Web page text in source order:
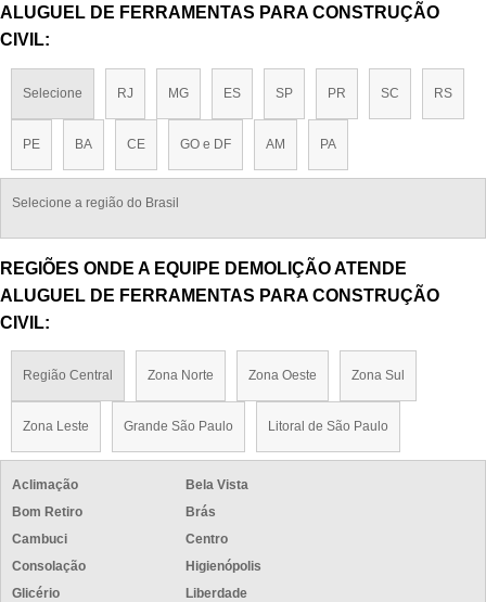
ALUGUEL DE FERRAMENTAS PARA CONSTRUÇÃO
CIVIL:
Selecione RJ MG ES SP PR SC RS
PE BA CE GO e DF AM PA
Selecione a região do Brasil
REGIÕES ONDE A EQUIPE DEMOLIÇÃO ATENDE
ALUGUEL DE FERRAMENTAS PARA CONSTRUÇÃO
CIVIL:
Região Central Zona Norte Zona Oeste Zona Sul
Zona Leste Grande São Paulo Litoral de São Paulo
Aclimação
Bela Vista
Bom Retiro
Brás
Cambuci
Centro
Consolação
Higienópolis
Glicério
Liberdade